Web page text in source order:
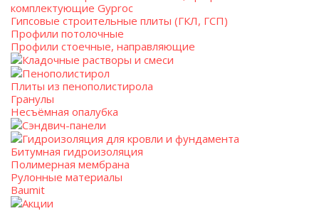
комплектующие Gyproc
Гипсовые строительные плиты (ГКЛ, ГСП)
Профили потолочные
Профили стоечные, направляющие
Кладочные растворы и смеси
Пенополистирол
Плиты из пенополистирола
Гранулы
Несъёмная опалубка
Сэндвич-панели
Гидроизоляция для кровли и фундамента
Битумная гидроизоляция
Полимерная мембрана
Рулонные материалы
Baumit
Акции